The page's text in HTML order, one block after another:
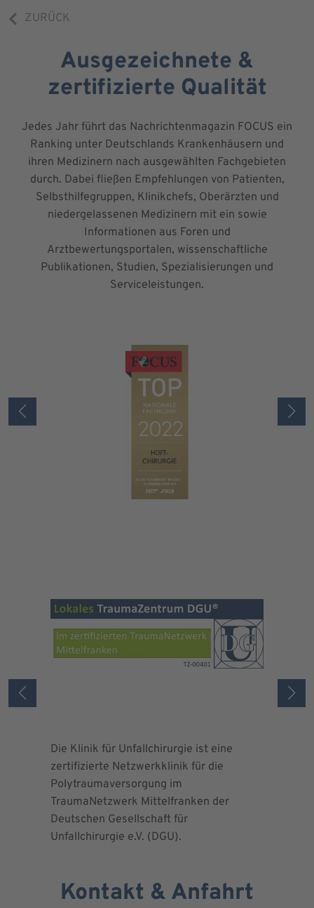
ZURÜCK
Ausgezeichnete &
zertifizierte Qualität
Jedes Jahr führt das Nachrichtenmagazin FOCUS ein
Ranking unter Deutschlands Krankenhäusern und
ihren Medizinern nach ausgewählten Fachgebieten
durch. Dabei fließen Empfehlungen von Patienten,
Selbsthilfegruppen, Klinikchefs, Oberärzten und
niedergelassenen Medizinern mit ein sowie
Informationen aus Foren und
Arztbewertungsportalen, wissenschaftliche
Publikationen, Studien, Spezialisierungen und
Serviceleistungen.
Die Klinik für Unfallchirurgie ist eine
zertifizierte Netzwerkklinik für die
Polytraumaversorgung im
TraumaNetzwerk Mittelfranken der
Deutschen Gesellschaft für
Unfallchirurgie e.V. (DGU).
Kontakt & Anfahrt